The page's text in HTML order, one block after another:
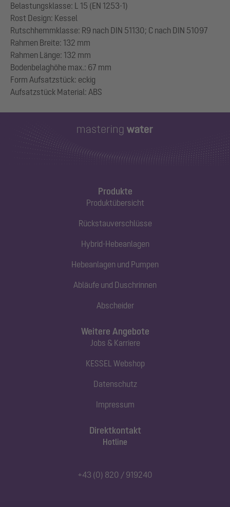
Belastungsklasse: L 15 (EN 1253-1)
Rost Design: Kessel
Rutschhemmklasse: R9 nach DIN 51130; C nach DIN 51097
Rahmen Breite: 132 mm
Rahmen Länge: 132 mm
Bodenbelaghöhe max.: 67 mm
Form Aufsatzstück: eckig
Produkte
Produktübersicht
Rückstauverschlüsse
Hybrid-Hebeanlagen
Hebeanlagen und Pumpen
Abläufe und Duschrinnen
Abscheider
Direktkontakt
Hotline
+43 (0) 820 / 919240
Weitere Angebote
Jobs & Karriere
KESSEL Webshop
Datenschutz
Impressum